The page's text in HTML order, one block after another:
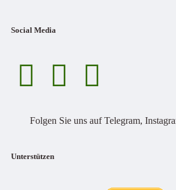
Social Media
Folgen Sie uns auf Telegram,
Unterstützen